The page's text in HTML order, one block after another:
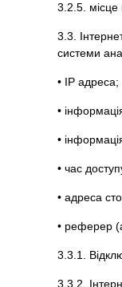
3.2.5. місце
3.3.
системи
• IP адреса;
•
•
• час
• адреса
• реферер
3.3.1.
3.3.2.